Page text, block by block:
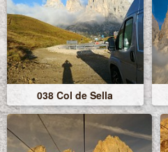
038 Col de Sella